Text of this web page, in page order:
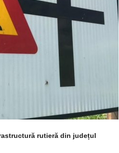
rutieră din județul